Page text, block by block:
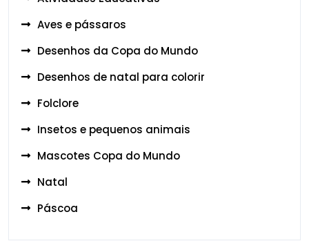
Aves e pássaros
Desenhos da Copa do Mundo
Desenhos de natal para colorir
Folclore
Insetos e pequenos animais
Mascotes Copa do Mundo
Natal
Páscoa